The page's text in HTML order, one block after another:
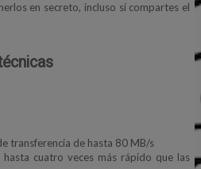
en secreto, incluso si compartes el
transferencia de hasta 80 MB/s
hasta cuatro veces más rápido que las